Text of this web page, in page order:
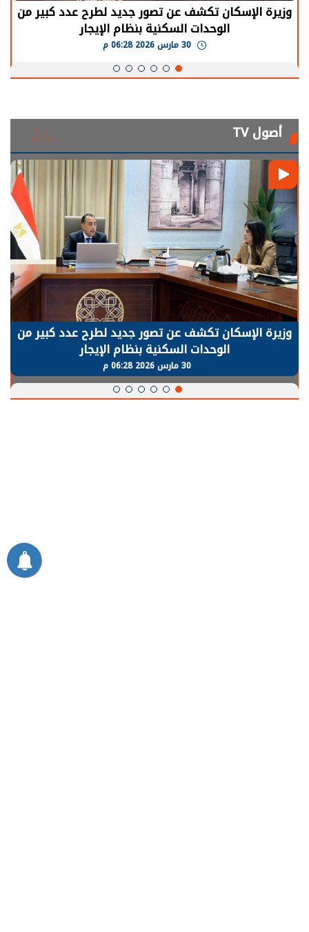
الرئيس السيسي: توقف الأنشطة في قطاع الطاقة
يحتاج إلى سنوات لعودة معدلات الإنتاج الطبيعية
30 مارس 2026 05:08 م
أصول TV
الرئيس السيسي: توقف الأنشطة في قطاع الطاقة
يحتاج إلى سنوات لعودة معدلات الإنتاج الطبيعية
30 مارس 2026 05:08 م